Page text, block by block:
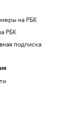
на РБК
РБК
подписка